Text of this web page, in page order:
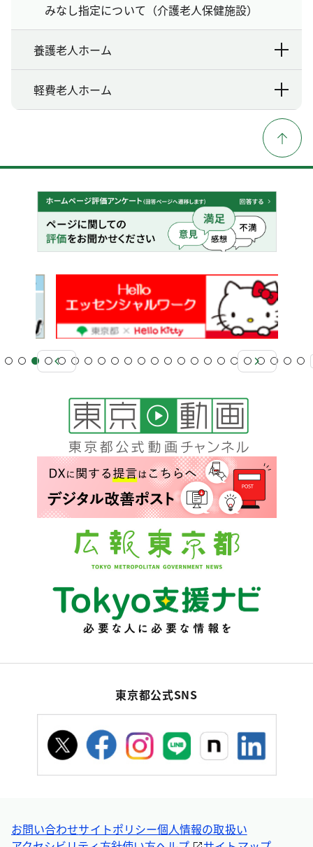
みなし指定について（介護老人保健施設）
養護老人ホーム
軽費老人ホーム
東京都公式SNS
お問い合わせサイトポリシー個人情報の取扱い